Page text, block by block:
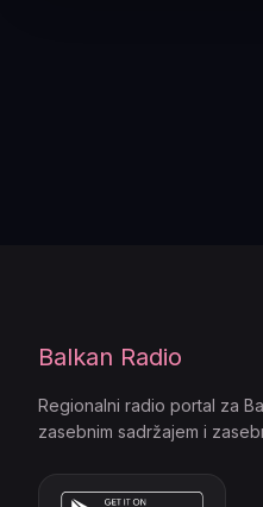
Balkan Radio
Regionalni radio portal za
zasebnim sadržajem i